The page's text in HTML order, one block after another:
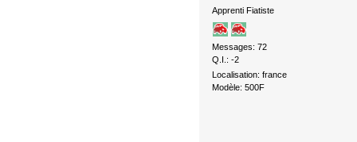
Apprenti Fiatiste
Messages: 72
Q.I.: -2
Localisation: france
Modèle: 500F